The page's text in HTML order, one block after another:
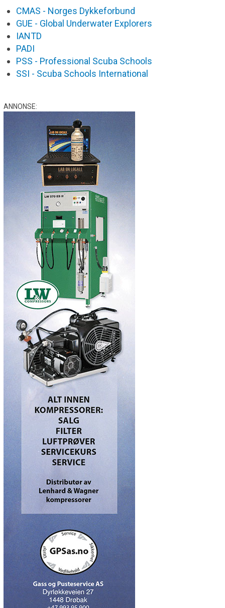
CMAS - Norges Dykkeforbund
GUE - Global Underwater Explorers
IANTD
PADI
PSS - Professional Scuba Schools
SSI - Scuba Schools International
ANNONSE: